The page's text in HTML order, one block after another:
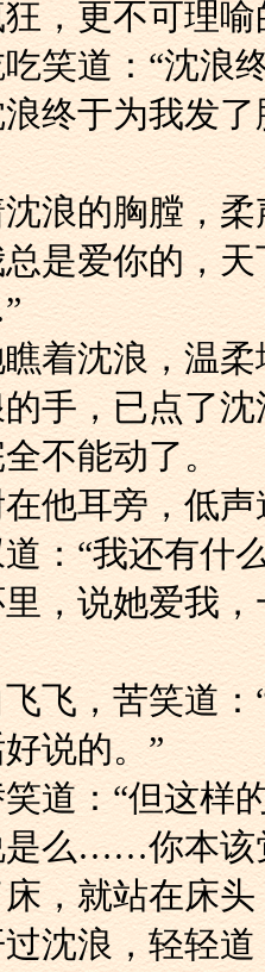
，更不可理喻
吃吃笑道：“沈
终于为我发
着沈浪的胸膛
是爱你的，
地瞧着沈浪，
手，已点了
完全不能动了。
附在他耳旁，
叹道：“我还
，说她爱我
白飞飞，苦笑
说的。”
娇笑道：“但这
是么……你本
，就站在床
沈浪，轻轻